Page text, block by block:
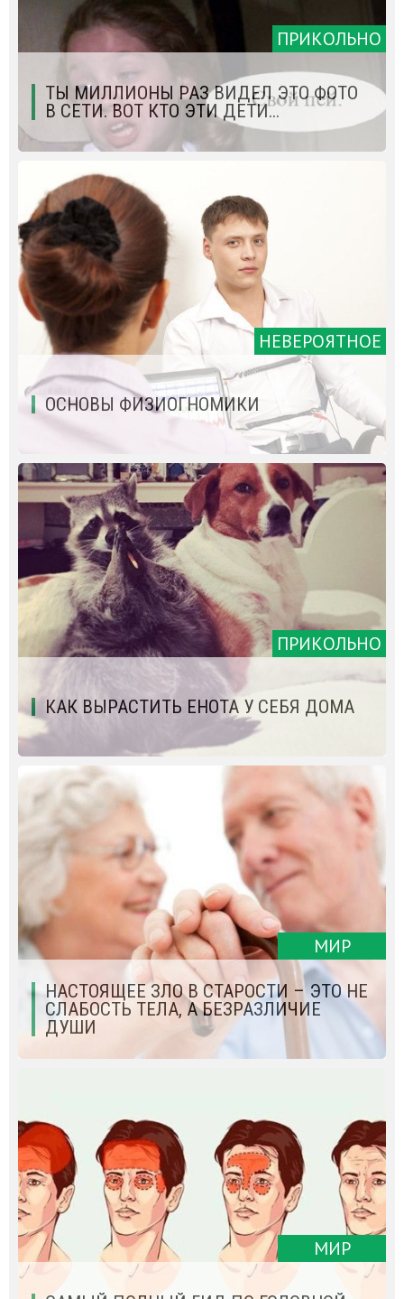
ПРИКОЛЬНО
ТЫ МИЛЛИОНЫ РАЗ ВИДЕЛ ЭТО ФОТО
В СЕТИ. ВОТ КТО ЭТИ ДЕТИ...
НЕВЕРОЯТНОЕ
ОСНОВЫ ФИЗИОГНОМИКИ
ПРИКОЛЬНО
КАК ВЫРАСТИТЬ ЕНОТА У СЕБЯ ДОМА
МИР
НАСТОЯЩЕЕ ЗЛО В СТАРОСТИ – ЭТО НЕ
СЛАБОСТЬ ТЕЛА, А БЕЗРАЗЛИЧИЕ
ДУШИ
МИР